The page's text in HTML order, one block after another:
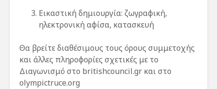
Εικαστική δημιουργία: ζωγραφική,
ηλεκτρονική αφίσα, κατασκευή
Θα βρείτε διαθέσιμους τους όρους συμμετοχής
και άλλες πληροφορίες σχετικές με το
Διαγωνισμό στο britishcouncil.gr και στο
olympictruce.org